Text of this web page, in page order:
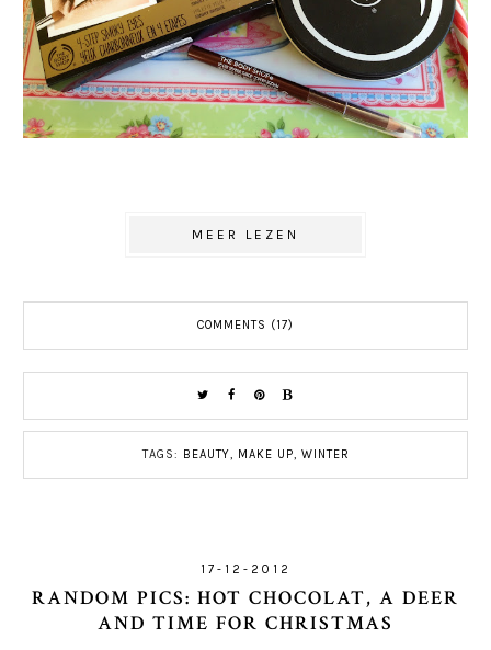
MEER LEZEN
COMMENTS (17)
TAGS: BEAUTY, MAKE UP, WINTER
17-12-2012
RANDOM PICS: HOT CHOCOLAT, A DEER
AND TIME FOR CHRISTMAS